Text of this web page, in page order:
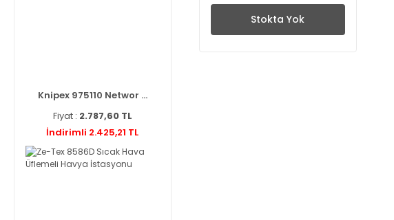
Knipex 975110 Networ ...
Fiyat : 2.787,60 TL
İndirimli 2.425,21 TL
Stokta Yok